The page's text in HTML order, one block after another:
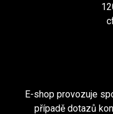
E-shop provozuje
případě dotazů